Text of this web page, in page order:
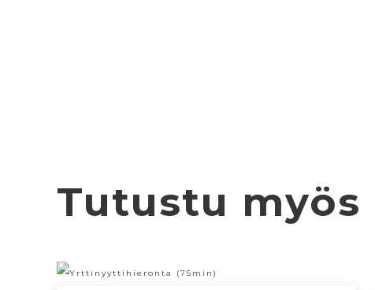
Tutustu myös